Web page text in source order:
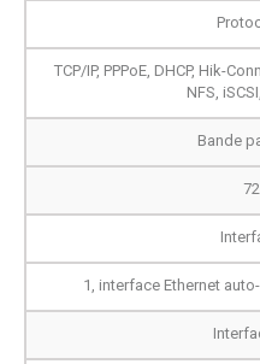
TCP/IP, PPPoE, DHCP, Hik-
NFS,
Bande
1, interface Ethernet